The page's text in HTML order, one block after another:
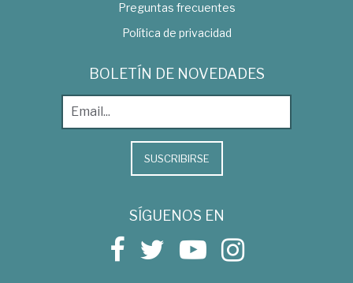
Preguntas frecuentes
Política de privacidad
BOLETÍN DE NOVEDADES
SUSCRIBIRSE
SÍGUENOS EN